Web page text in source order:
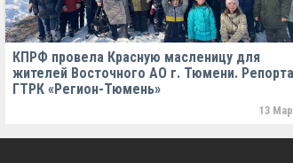
КПРФ провела Красную масленицу для
жителей Восточного АО г. Тюмени.
ГТРК «Регион-Тюмень»
13